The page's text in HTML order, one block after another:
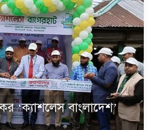
‘ক্যাশলেস বাংলাদেশ’